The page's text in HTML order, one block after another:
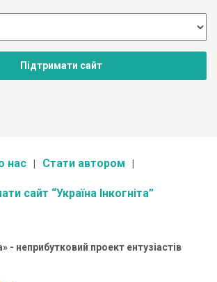
Підтримати сайт
нас Стати автором
сайт “Україна Інкогніта”
- неприбутковий проект ентузіастів